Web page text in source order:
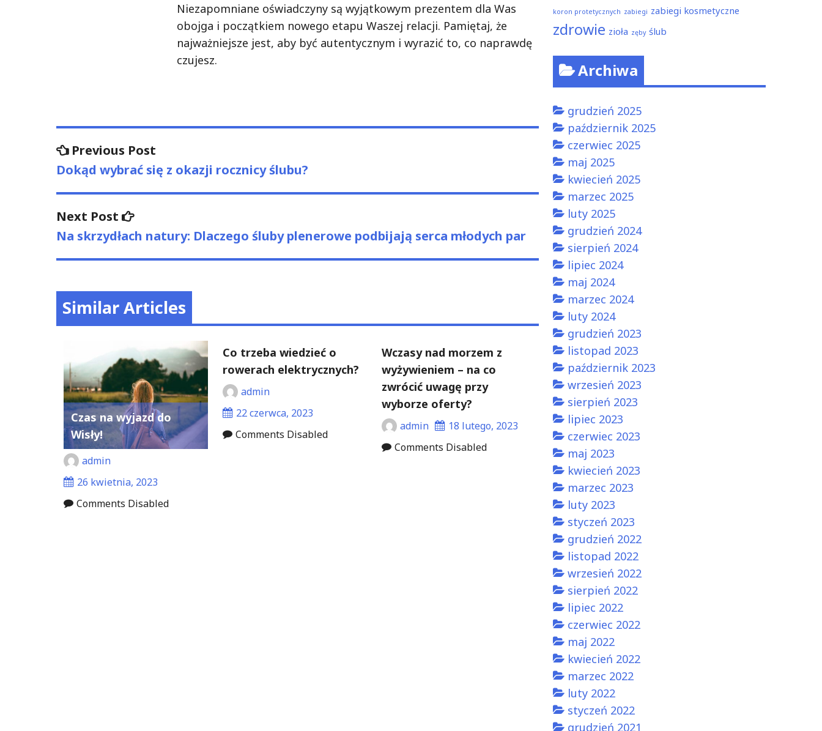
Niezapomniane oświadczyny są wyjątkowym prezentem dla Was
obojga i początkiem nowego etapu Waszej relacji. Pamiętaj, że
najważniejsze jest, aby być autentycznym i wyrazić to, co naprawdę
czujesz.
Nawigacja
wpisu
Previous Post
post:
Dokąd wybrać się z okazji rocznicy ślubu?
Next Post
Next
post:
Na skrzydłach natury: Dlaczego śluby plenerowe podbijają serca młodych par
Similar Articles
Czas na wyjazd do
Wisły!
admin
26 kwietnia, 2023
Comments Disabled
Co trzeba wiedzieć o
rowerach elektrycznych?
admin
22 czerwca, 2023
Comments Disabled
Wczasy nad morzem z
wyżywieniem – na co
zwrócić uwagę przy
wyborze oferty?
admin
18 lutego, 2023
Comments Disabled
koron protetycznych zabiegi zabiegi kosmetyczne
zdrowie zioła zęby ślub
Archiwa
grudzień 2025
październik 2025
czerwiec 2025
maj 2025
kwiecień 2025
marzec 2025
luty 2025
grudzień 2024
sierpień 2024
lipiec 2024
maj 2024
marzec 2024
luty 2024
grudzień 2023
listopad 2023
październik 2023
wrzesień 2023
sierpień 2023
lipiec 2023
czerwiec 2023
maj 2023
kwiecień 2023
marzec 2023
luty 2023
styczeń 2023
grudzień 2022
listopad 2022
wrzesień 2022
sierpień 2022
lipiec 2022
czerwiec 2022
maj 2022
kwiecień 2022
marzec 2022
luty 2022
styczeń 2022
grudzień 2021